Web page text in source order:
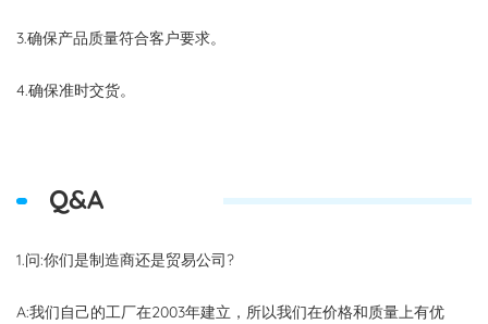
3.确保产品质量符合客户要求。
4.确保准时交货。
Q&A
1.问:你们是制造商还是贸易公司?
A:我们自己的工厂在2003年建立，所以我们在价格和质量上有优